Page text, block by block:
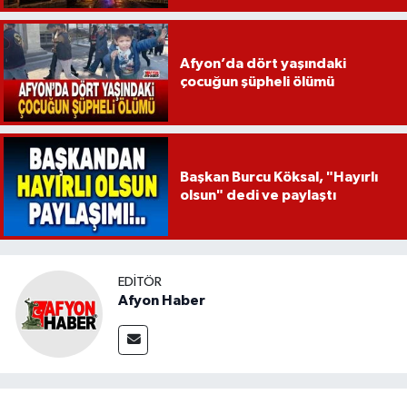
Afyon’da dört yaşındaki
çocuğun şüpheli ölümü
Başkan Burcu Köksal, "Hayırlı
olsun" dedi ve paylaştı
EDITÖR
Afyon Haber